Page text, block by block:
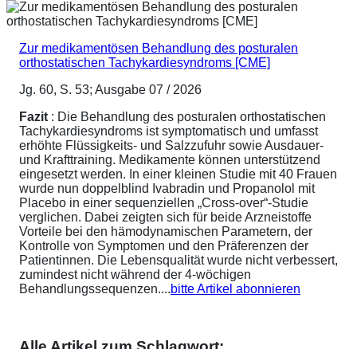
Zur medikamentösen Behandlung des posturalen
orthostatischen Tachykardiesyndroms [CME]
Jg. 60, S. 53; Ausgabe 07 / 2026
Fazit : Die Behandlung des posturalen orthostatischen
Tachykardiesyndroms ist symptomatisch und umfasst
erhöhte Flüssigkeits- und Salzzufuhr sowie Ausdauer-
und Krafttraining. Medikamente können unterstützend
eingesetzt werden. In einer kleinen Studie mit 40 Frauen
wurde nun doppelblind Ivabradin und Propanolol mit
Placebo in einer sequenziellen „Cross-over“-Studie
verglichen. Dabei zeigten sich für beide Arzneistoffe
Vorteile bei den hämodynamischen Parametern, der
Kontrolle von Symptomen und den Präferenzen der
Patientinnen. Die Lebensqualität wurde nicht verbessert,
zumindest nicht während der 4-wöchigen
Behandlungssequenzen....bitte Artikel abonnieren